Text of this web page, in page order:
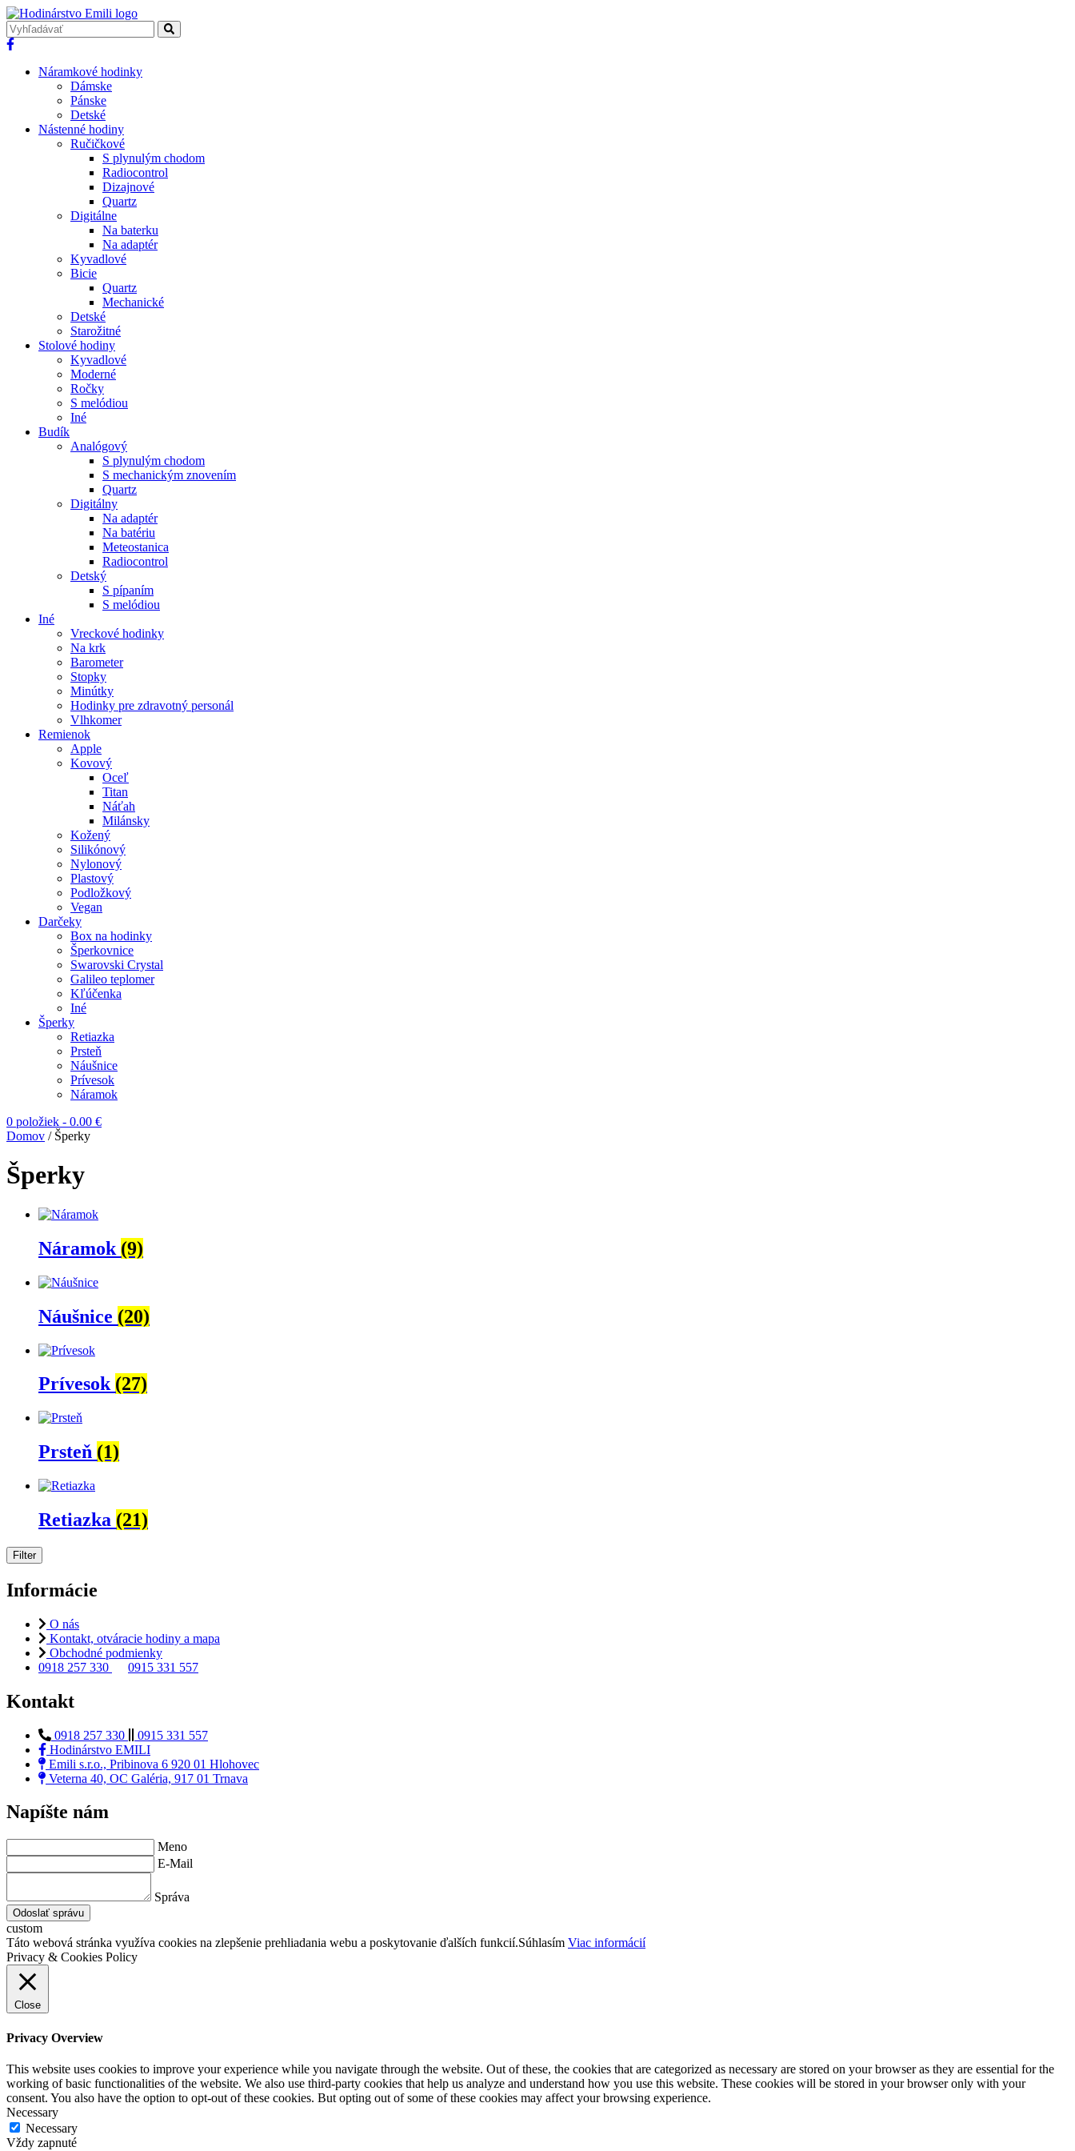
Náramkové hodinky
Dámske
Pánske
Detské
Nástenné hodiny
Ručičkové
S plynulým chodom
Radiocontrol
Dizajnové
Quartz
Digitálne
Na baterku
Na adaptér
Kyvadlové
Bicie
Quartz
Mechanické
Detské
Starožitné
Stolové hodiny
Kyvadlové
Moderné
Ročky
S melódiou
Iné
Budík
Analógový
S plynulým chodom
S mechanickým znovením
Quartz
Digitálny
Na adaptér
Na batériu
Meteostanica
Radiocontrol
Detský
S pípaním
S melódiou
Iné
Vreckové hodinky
Na krk
Barometer
Stopky
Minútky
Hodinky pre zdravotný personál
Vlhkomer
Remienok
Apple
Kovový
Oceľ
Titan
Náťah
Milánsky
Kožený
Silikónový
Nylonový
Plastový
Podložkový
Vegan
Darčeky
Box na hodinky
Šperkovnice
Swarovski Crystal
Galileo teplomer
Kľúčenka
Iné
Šperky
Retiazka
Prsteň
Náušnice
Prívesok
Náramok
0 položiek - 0.00 €
Domov / Šperky
Šperky
Náramok (9)
Náušnice (20)
Prívesok (27)
Prsteň (1)
Retiazka (21)
Filter
Informácie
O nás
Kontakt, otváracie hodiny a mapa
Obchodné podmienky
0918 257 330
0915 331 557
Kontakt
0918 257 330
0915 331 557
Hodinárstvo EMILI
Emili s.r.o., Pribinova 6 920 01 Hlohovec
Veterna 40, OC Galéria, 917 01 Trnava
Napíšte nám
Meno
E-Mail
Správa
Odoslať správu
custom
Táto webová stránka využíva cookies na zlepšenie prehliadania webu a poskytovanie ďalších funkcií.Súhlasím Viac informácií
Privacy & Cookies Policy
Close
Privacy Overview
This website uses cookies to improve your experience while you navigate through the website. Out of these, the cookies that are categorized as necessary are stored on your browser as they are essential for the
working of basic functionalities of the website. We also use third-party cookies that help us analyze and understand how you use this website. These cookies will be stored in your browser only with your
consent. You also have the option to opt-out of these cookies. But opting out of some of these cookies may affect your browsing experience.
Necessary
Necessary
Vždy zapnuté